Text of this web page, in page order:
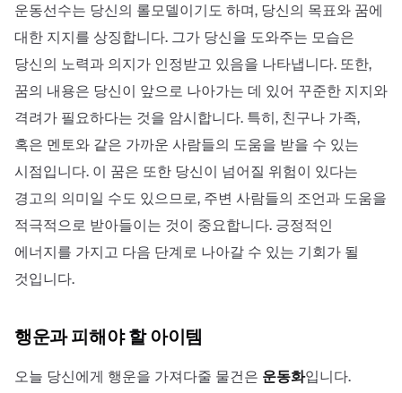
운동선수는 당신의 롤모델이기도 하며, 당신의 목표와 꿈에
대한 지지를 상징합니다. 그가 당신을 도와주는 모습은
당신의 노력과 의지가 인정받고 있음을 나타냅니다. 또한,
꿈의 내용은 당신이 앞으로 나아가는 데 있어 꾸준한 지지와
격려가 필요하다는 것을 암시합니다. 특히, 친구나 가족,
혹은 멘토와 같은 가까운 사람들의 도움을 받을 수 있는
시점입니다. 이 꿈은 또한 당신이 넘어질 위험이 있다는
경고의 의미일 수도 있으므로, 주변 사람들의 조언과 도움을
적극적으로 받아들이는 것이 중요합니다. 긍정적인
에너지를 가지고 다음 단계로 나아갈 수 있는 기회가 될
것입니다.
행운과 피해야 할 아이템
오늘 당신에게 행운을 가져다줄 물건은 운동화입니다.